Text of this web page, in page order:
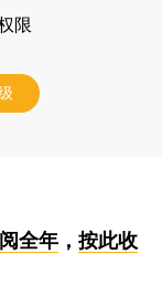
限
全年， 按此收